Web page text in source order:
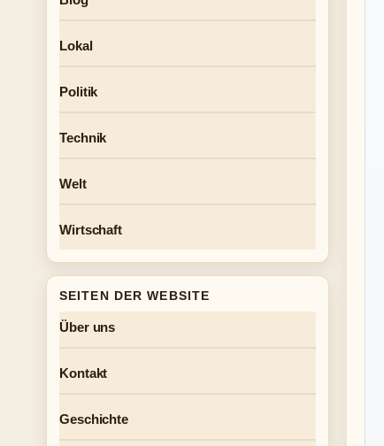
Lokal
Politik
Technik
Welt
Wirtschaft
SEITEN DER WEBSITE
Über uns
Kontakt
Geschichte